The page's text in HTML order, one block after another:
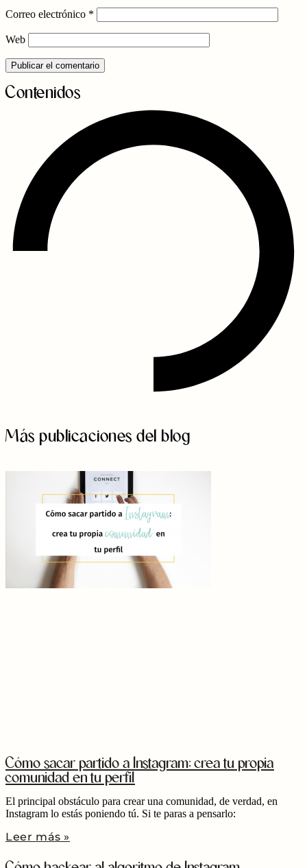
Correo electrónico *
Web
Contenidos
Más publicaciones del blog
Cómo sacar partido a Instagram: crea tu propia
comunidad en tu perfil
El principal obstáculo para crear una comunidad, de verdad, en
Instagram lo estás poniendo tú. Si te paras a pensarlo:
Leer más »